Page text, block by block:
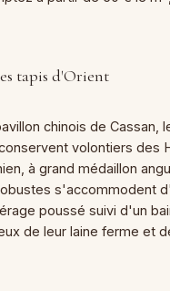
tapis d'Orient
chinois de Cassan,
volontiers des
à grand médaillon
s'accommodent
poussé suivi d'un
de leur laine ferme et